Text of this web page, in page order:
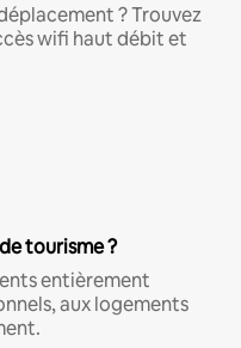
? Trouvez
wifi haut débit et
tourisme ?
entièrement
aux logements